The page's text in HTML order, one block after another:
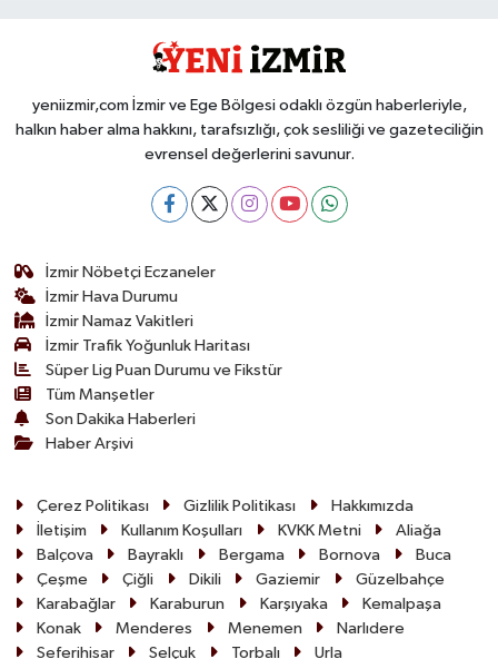
yeniizmir,com İzmir ve Ege Bölgesi odaklı özgün haberleriyle,
halkın haber alma hakkını, tarafsızlığı, çok sesliliği ve gazeteciliğin
evrensel değerlerini savunur.
İzmir Nöbetçi Eczaneler
İzmir Hava Durumu
İzmir Namaz Vakitleri
İzmir Trafik Yoğunluk Haritası
Süper Lig Puan Durumu ve Fikstür
Tüm Manşetler
Son Dakika Haberleri
Haber Arşivi
Çerez Politikası Gizlilik Politikası
Hakkımızda
İletişim
Kullanım Koşulları KVKK Metni
Aliağa
Balçova
Bayraklı Bergama Bornova
Buca
Çeşme
Çiğli Dikili Gaziemir
Güzelbahçe
Karabağlar
Karaburun Karşıyaka
Kemalpaşa
Konak
Menderes Menemen
Narlıdere
Seferihisar
Selçuk Torbalı Urla